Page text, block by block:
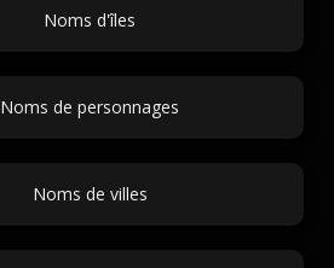
Noms d'îles
Noms de personnages
Noms de villes